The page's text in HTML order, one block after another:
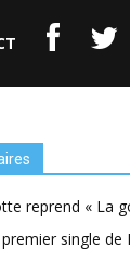
reprend « La
single de